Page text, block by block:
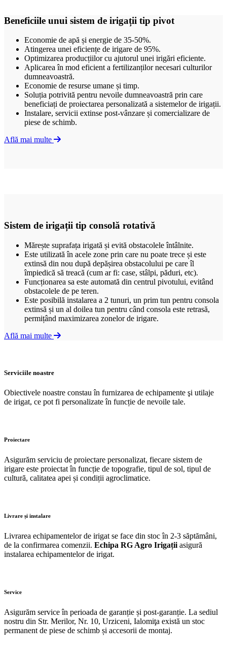
Beneficiile unui sistem de irigații tip pivot
Economie de apă și energie de 35-50%.
Atingerea unei eficiențe de irigare de 95%.
Optimizarea producțiilor cu ajutorul unei irigări eficiente.
Aplicarea în mod eficient a fertilizanților necesari culturilor
dumneavoastră.
Economie de resurse umane și timp.
Soluția potrivită pentru nevoile dumneavoastră prin care
beneficiați de proiectarea personalizată a sistemelor de irigații.
Instalare, servicii extinse post-vânzare și comercializare de
piese de schimb.
Află mai multe
Sistem de irigații tip consolă rotativă
Mărește suprafața irigată și evită obstacolele întâlnite.
Este utilizată în acele zone prin care nu poate trece și este
extinsă din nou după depășirea obstacolului pe care îl
împiedică să treacă (cum ar fi: case, stâlpi, păduri, etc).
Funcționarea sa este automată din centrul pivotului, evitând
obstacolele de pe teren.
Este posibilă instalarea a 2 tunuri, un prim tun pentru consola
extinsă și un al doilea tun pentru când consola este retrasă,
permițând maximizarea zonelor de irigare.
Află mai multe
Serviciile noastre
Obiectivele noastre constau în furnizarea de echipamente şi utilaje
de irigat, ce pot fi personalizate în funcție de nevoile tale.
Proiectare
Asigurăm serviciu de proiectare personalizat, fiecare sistem de
irigare este proiectat în funcție de topografie, tipul de sol, tipul de
cultură, calitatea apei și condiții agroclimatice.
Livrare și instalare
Livrarea echipamentelor de irigat se face din stoc în 2-3 săptămâni,
de la confirmarea comenzii. Echipa RG Agro Irigații asigură
instalarea echipamentelor de irigat.
Service
Asigurăm service în perioada de garanție și post-garanție. La sediul
nostru din Str. Merilor, Nr. 10, Urziceni, Ialomiţa există un stoc
permanent de piese de schimb și accesorii de montaj.